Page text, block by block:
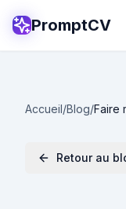
PromptCV
Accueil/Blog/Faire
Retour au